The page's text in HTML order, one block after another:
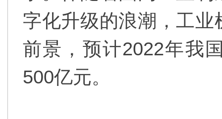
字化升级的浪潮，工
前景，预计2022年我
500亿元。